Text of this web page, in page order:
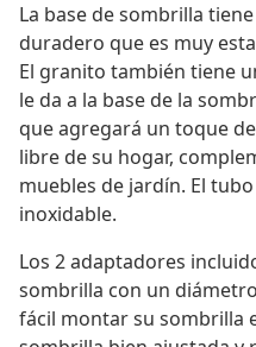
La base de sombrilla
duradero que es muy
El granito también tiene
le da a la base de la
que agregará un toque
libre de su hogar,
muebles de jardín. El
inoxidable.
Los 2 adaptadores
sombrilla con un
fácil montar su sombrilla